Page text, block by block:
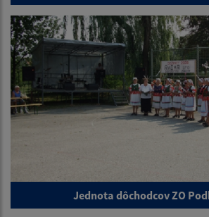
Jednota dôchodcov ZO